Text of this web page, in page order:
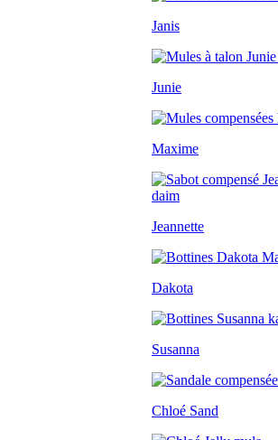
Janis
Junie
Maxime
Jeannette
Dakota
Susanna
Chloé Sand